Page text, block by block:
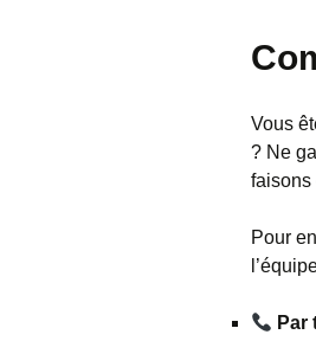
Vous
? Ne
faisons
Pour
Par